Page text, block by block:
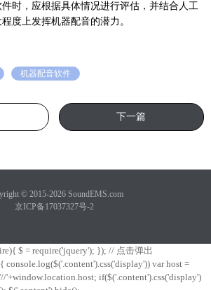
时，应根据具体情况进行评估，并结合人工
度上发挥机器配音的潜力。
机器配音软件
下一篇
© 2015-2026 SoundEMS.com
京ICP备17037327号-2
$ = require('jquery'); }); // 点击弹出
var host =
'+window.location.host; if($('.content').css('display')